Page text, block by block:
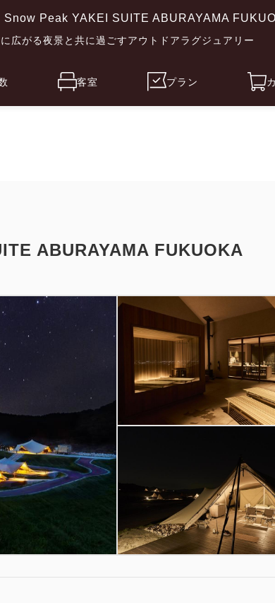
Snow Peak YAKEI SUITE ABURAYAMA
広がる夜景と共に過ごすアウトドアラグジュアリー
客室 プラン
ABURAYAMA FUKUOKA